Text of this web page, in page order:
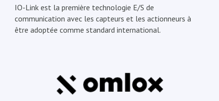
IO-Link est la première technologie E/S de
communication avec les capteurs et les actionneurs à
être adoptée comme standard international.